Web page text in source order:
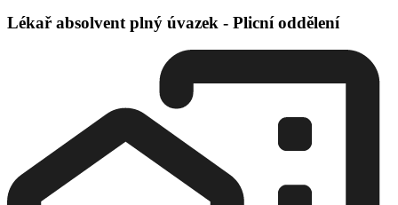
Lékař absolvent plný úvazek - Plicní oddělení